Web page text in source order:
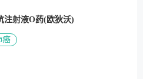
注射液O药(欧狄沃)
癌